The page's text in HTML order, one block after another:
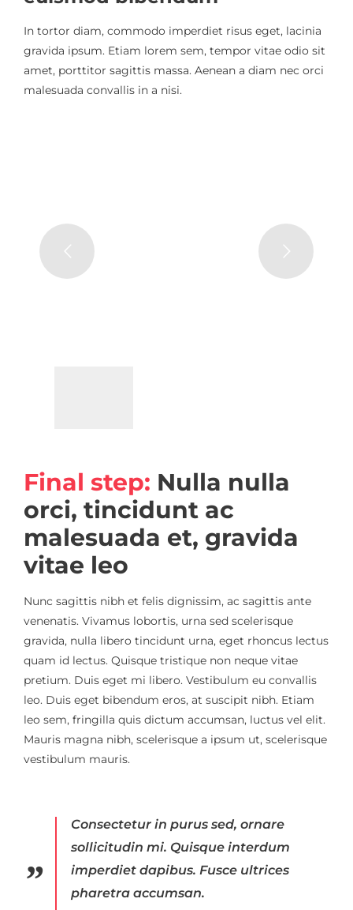
In tortor diam, commodo imperdiet risus eget, lacinia
gravida ipsum. Etiam lorem sem, tempor vitae odio sit
amet, porttitor sagittis massa. Aenean a diam nec orci
malesuada convallis in a nisi.
Final step: Nulla nulla
orci, tincidunt ac
malesuada et, gravida
vitae leo
Nunc sagittis nibh et felis dignissim, ac sagittis ante
venenatis. Vivamus lobortis, urna sed scelerisque
gravida, nulla libero tincidunt urna, eget rhoncus lectus
quam id lectus. Quisque tristique non neque vitae
pretium. Duis eget mi libero. Vestibulum eu convallis
leo. Duis eget bibendum eros, at suscipit nibh. Etiam
leo sem, fringilla quis dictum accumsan, luctus vel elit.
Mauris magna nibh, scelerisque a ipsum ut, scelerisque
vestibulum mauris.
Consectetur in purus sed, ornare
sollicitudin mi. Quisque interdum
imperdiet dapibus. Fusce ultrices
pharetra accumsan.